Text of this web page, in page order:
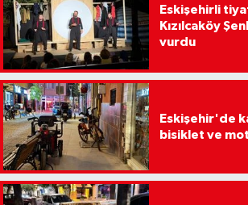
Eskişehirli
Kızılcaköy
vurdu
Eskişehir'de
bisiklet ve